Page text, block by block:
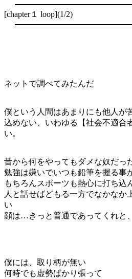
[chapter１ loop](1/2)
ネットで調べてみたんだ
僕という人間はあまりにも他人が
込めない、いわゆる【社会不適合
い。
昔から何をやってもダメな奴だっ
勉強は嫌いでいつも鉛筆を握る事
もちろんスポーツも熱心に打ち込
人と話せばどもる一方でなかなか
い
顔は…きっと普通であってくれと
僕には、取り柄が無い
何時でも虚勢ばかり張って